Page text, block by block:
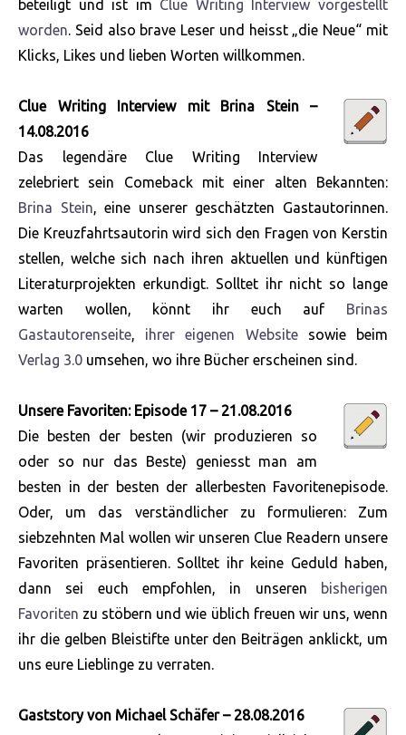
beteiligt und ist im Clue Writing Interview vorgestellt
worden. Seid also brave Leser und heisst „die Neue“ mit
Klicks, Likes und lieben Worten willkommen.
Clue Writing Interview mit Brina Stein –
14.08.2016
Das legendäre Clue Writing Interview
zelebriert sein Comeback mit einer alten Bekannten:
Brina Stein, eine unserer geschätzten Gastautorinnen.
Die Kreuzfahrtsautorin wird sich den Fragen von Kerstin
stellen, welche sich nach ihren aktuellen und künftigen
Literaturprojekten erkundigt. Solltet ihr nicht so lange
warten wollen, könnt ihr euch auf Brinas
Gastautorenseite, ihrer eigenen Websitesowie beim
Verlag 3.0 umsehen, wo ihre Bücher erscheinen sind.
Unsere Favoriten: Episode 17 – 21.08.2016
Die besten der besten (wir produzieren so
oder so nur das Beste) geniesst man am
besten in der besten der allerbesten Favoritenepisode.
Oder, um das verständlicher zu formulieren: Zum
siebzehnten Mal wollen wir unseren Clue Readern unsere
Favoriten präsentieren. Solltet ihr keine Geduld haben,
dann sei euch empfohlen, in unseren
bisherigen
Favoriten zu stöbern und wie üblich freuen wir uns, wenn
ihr die gelben Bleistifte unter den Beiträgen anklickt, um
uns eure Lieblinge zu verraten.
Gaststory von Michael Schäfer – 28.08.2016